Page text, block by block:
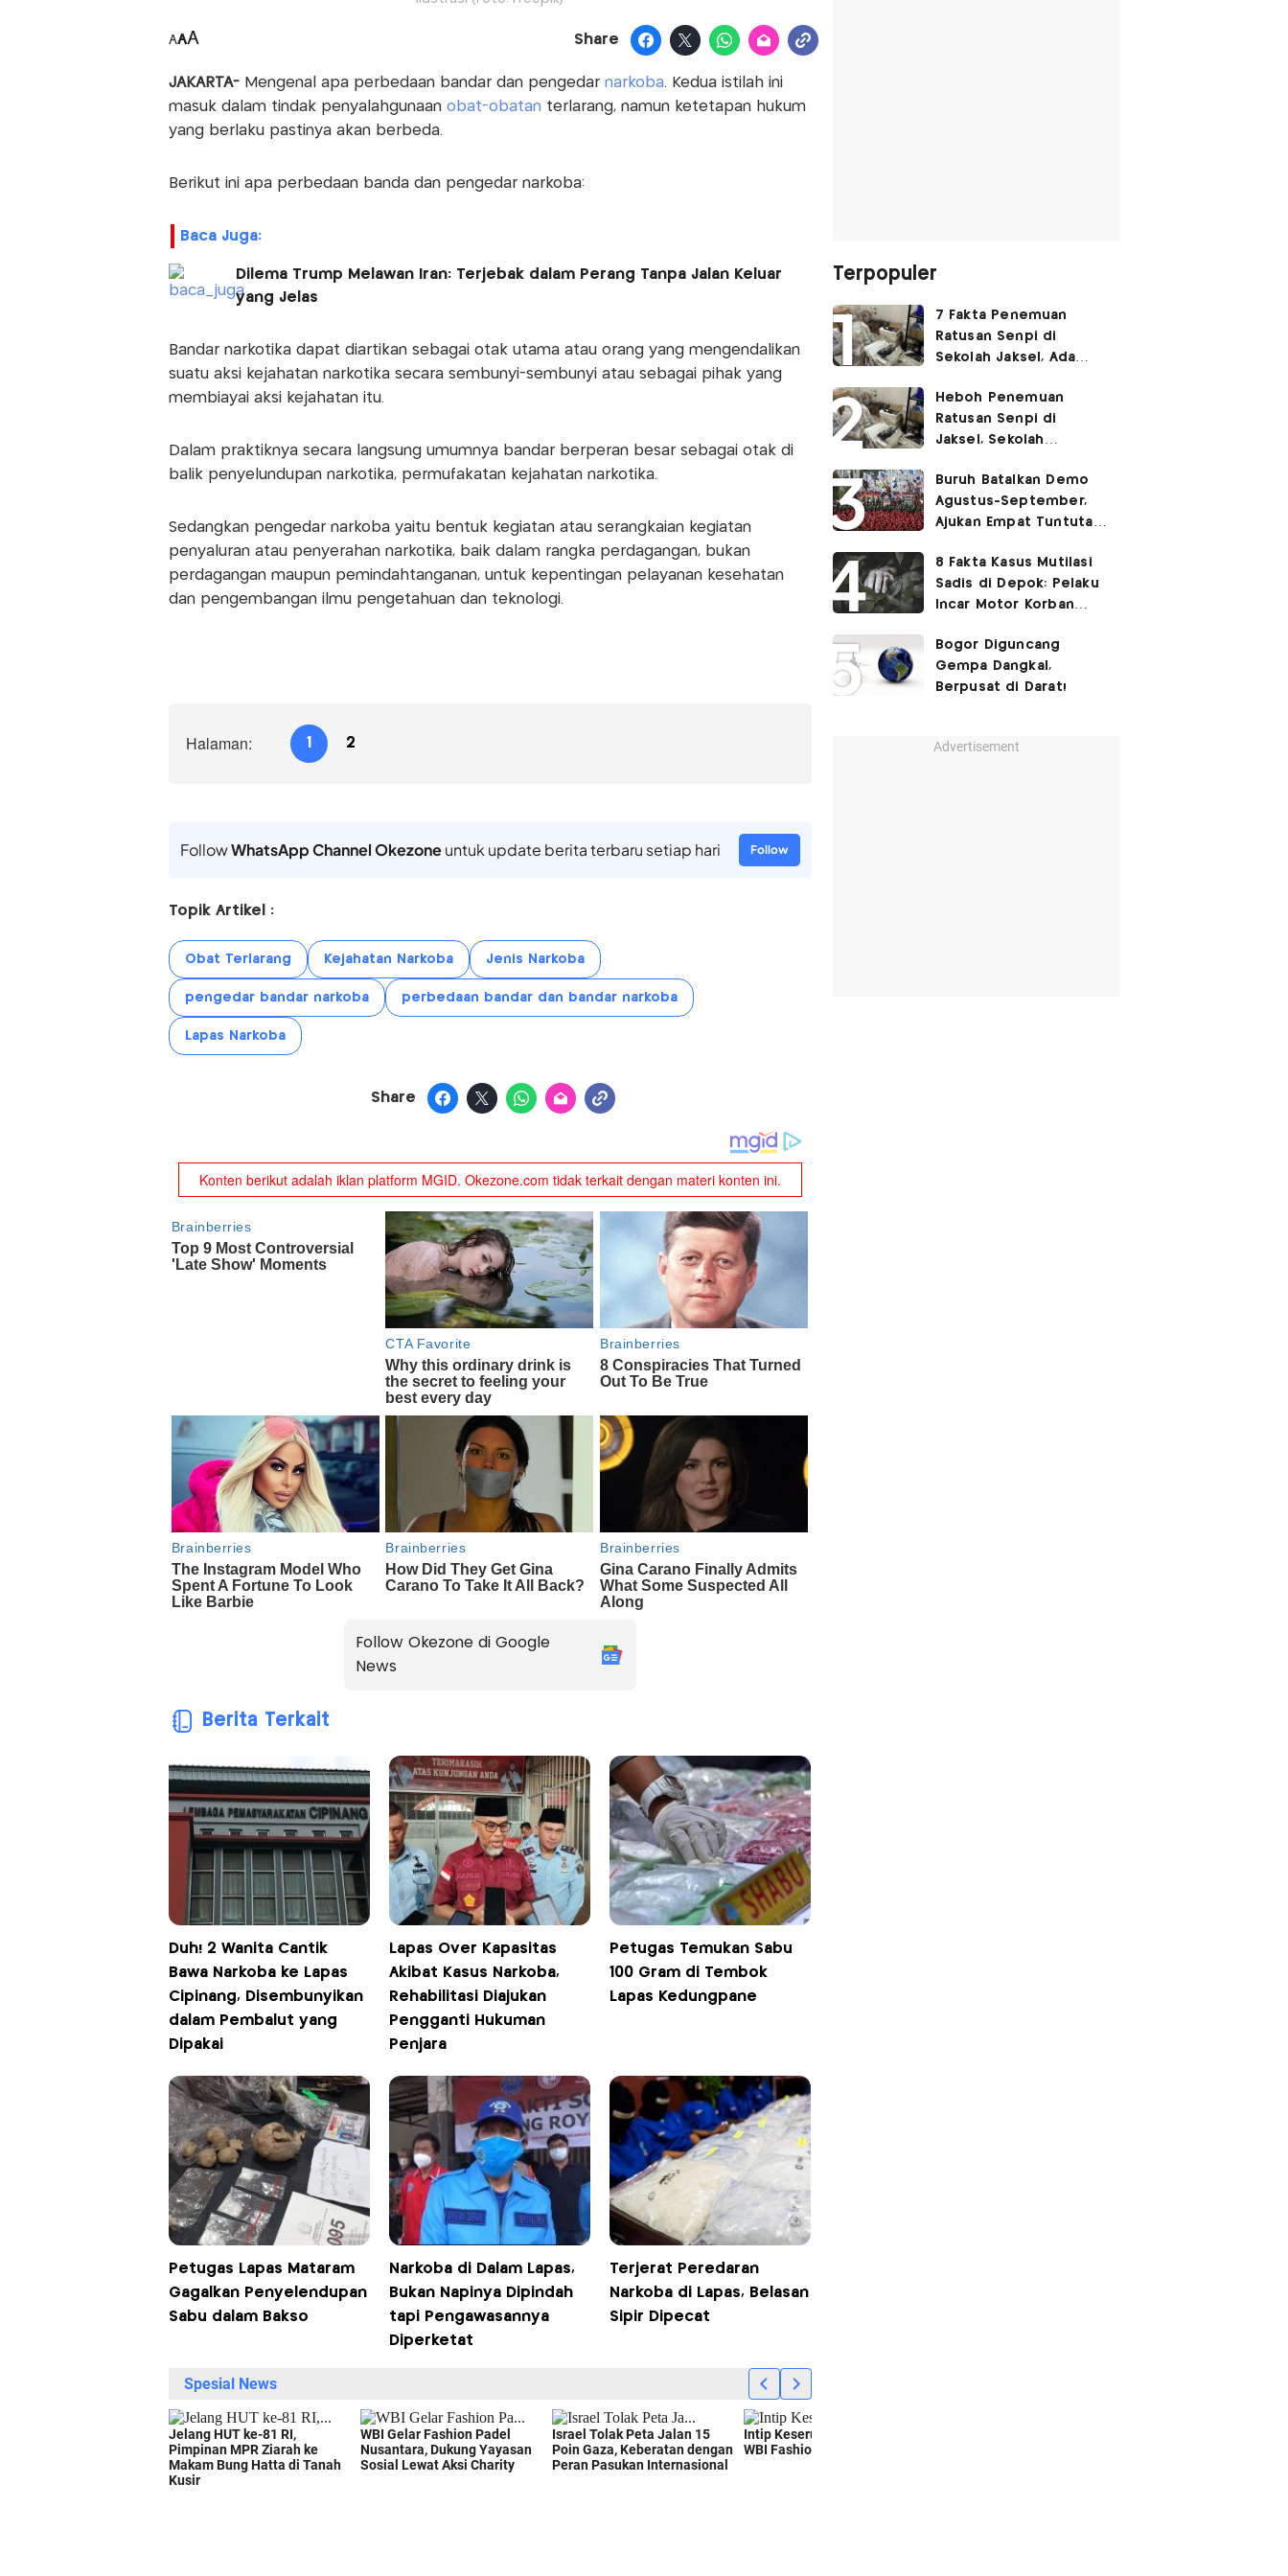
AAA Share
JAKARTA- Mengenal apa perbedaan bandar dan pengedar narkoba. Kedua istilah ini
masuk dalam tindak penyalahgunaan obat-obatan terlarang, namun ketetapan hukum
yang berlaku pastinya akan berbeda.
Berikut ini apa perbedaan banda dan pengedar narkoba:
Baca Juga:
Dilema Trump Melawan Iran: Terjebak dalam Perang Tanpa Jalan Keluar
yang Jelas
Bandar narkotika dapat diartikan sebagai otak utama atau orang yang mengendalikan
suatu aksi kejahatan narkotika secara sembunyi-sembunyi atau sebagai pihak yang
membiayai aksi kejahatan itu.
Dalam praktiknya secara langsung umumnya bandar berperan besar sebagai otak di
balik penyelundupan narkotika, permufakatan kejahatan narkotika.
Sedangkan pengedar narkoba yaitu bentuk kegiatan atau serangkaian kegiatan
penyaluran atau penyerahan narkotika, baik dalam rangka perdagangan, bukan
perdagangan maupun pemindahtanganan, untuk kepentingan pelayanan kesehatan
dan pengembangan ilmu pengetahuan dan teknologi.
Halaman: 1 2
FollowWhatsApp Channel Okezoneuntuk update berita terbaru setiap hari Follow
Topik Artikel :
Obat Terlarang Kejahatan Narkoba Jenis Narkoba
pengedar bandar narkoba perbedaan bandar dan bandar narkoba
Lapas Narkoba
Share
Follow Okezone di Google
News
Berita Terkait
Duh! 2 Wanita Cantik
Bawa Narkoba ke Lapas
Cipinang, Disembunyikan
dalam Pembalut yang
Dipakai
Lapas Over Kapasitas
Akibat Kasus Narkoba,
Rehabilitasi Diajukan
Pengganti Hukuman
Penjara
Petugas Temukan Sabu
100 Gram di Tembok
Lapas Kedungpane
Petugas Lapas Mataram
Gagalkan Penyelendupan
Sabu dalam Bakso
Narkoba di Dalam Lapas,
Bukan Napinya Dipindah
tapi Pengawasannya
Diperketat
Terjerat Peredaran
Narkoba di Lapas, Belasan
Sipir Dipecat
Terpopuler
7 Fakta Penemuan
Ratusan Senpi di
Sekolah Jaksel, Ada
Ruang Bunker
Heboh Penemuan
Ratusan Senpi di
Jaksel, Sekolah
Kegiatan Eskul
Menembak
Buruh Batalkan Demo
Agustus-September,
Ajukan Empat Tuntutan
8 Fakta Kasus Mutilasi
Sadis di Depok: Pelaku
Incar Motor Korban
Bogor Diguncang
Gempa Dangkal,
Berpusat di Darat!
Advertisement